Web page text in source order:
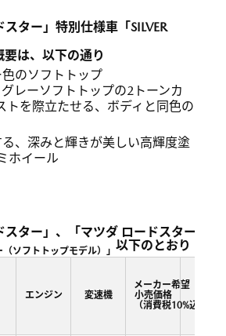
ター」特別仕様車「SILVER
要は、以下の通り
のソフトトップ
レーソフトトップの2トーンカ
トを際立たせる、ボディと同色の
、深みと輝きが美しい高輝度塗
ホイール
スター」、「マツダ ロードスター RF
以下のとおり
（ソフトトップモデル）」
エンジン 変速機
メーカー希望
小売価格
（消費税10%込）